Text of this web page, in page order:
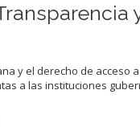
y el derecho de acceso
a las instituciones